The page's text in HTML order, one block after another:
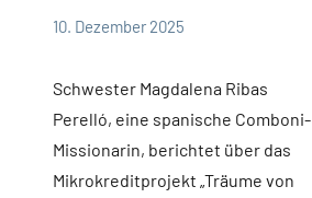
10. Dezember 2025
Schwester Magdalena Ribas
Perelló, eine spanische Comboni-
Missionarin, berichtet über das
Mikrokreditprojekt „Träume von